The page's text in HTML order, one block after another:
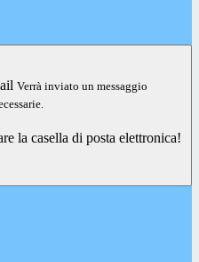
Verrà inviato un messaggio
la casella di posta elettronica!